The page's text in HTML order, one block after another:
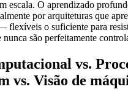
escala. O aprendizado
por arquiteturas que
flexíveis o suficiente para
são perfeitamente
vs.
vs. Visão de